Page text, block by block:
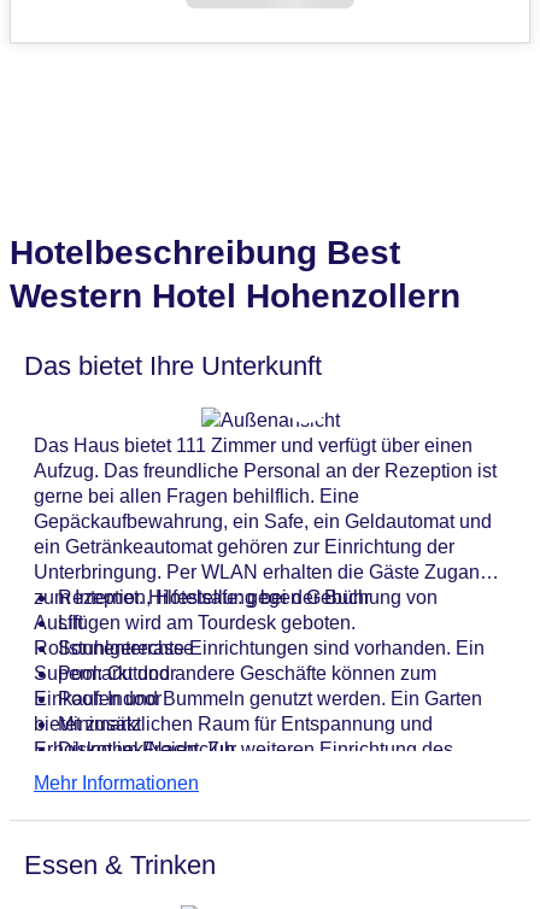
Hotelbeschreibung Best
Western Hotel Hohenzollern
Das bietet Ihre Unterkunft
Das Haus bietet 111 Zimmer und verfügt über einen
Aufzug. Das freundliche Personal an der Rezeption ist
gerne bei allen Fragen behilflich. Eine
Gepäckaufbewahrung, ein Safe, ein Geldautomat und
ein Getränkeautomat gehören zur Einrichtung der
Unterbringung. Per WLAN erhalten die Gäste Zugang
zum Internet. Hilfestellung bei der Buchung von
Ausflügen wird am Tourdesk geboten.
Rollstuhlgerechte Einrichtungen sind vorhanden. Ein
Supermarkt und andere Geschäfte können zum
Einkaufen und Bummeln genutzt werden. Ein Garten
bietet zusätzlichen Raum für Entspannung und
Erholung im Freien. Zur weiteren Einrichtung des
Hotels zählt ein TV-Raum. Bei einer Anreise mit dem
dem Parkplatz parken. Unter den weiteren Leistungen
finden sich ein Transferservice, ein Zimmerservice, ein
Wäscheservice, eine Münzwäscherei und ein eigener
Shuttlebus. Zur Erkundung der Umgebung bietet ein
Rezeption, Hotelsafe: gegen Gebühr
Lift
Sonnenterrasse
Pool: Outdoor
Pool: Indoor
Minimarkt
Diskothek/Nachtclub
Internet: WLAN/WiFi, im öffentlichen Bereich: gegen
Parkmöglichkeiten: Parkplatz (nach Verfügbarkeit),
unbewacht: gegen Gebühr, Garage: gegen Gebühr
Tagungseinrichtungen: Konferenzräume: 1
Etagen: 6, Zimmer: 111
Mehr Informationen
Essen & Trinken